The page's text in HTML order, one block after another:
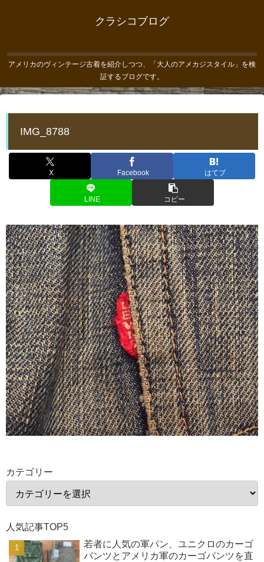
クラシコブログ
アメリカのヴィンテージ古着を紹介しつつ、「大人のアメカジスタイル」を検
証するブログです。
IMG_8788
X Facebook はてブ
LINE コピー
カテゴリー
人気記事TOP5
若者に人気の軍パン、ユニクロのカーゴ
パンツとアメリカ軍のカーゴパンツを直